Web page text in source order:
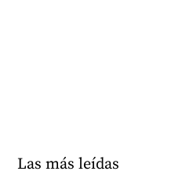
Las más leídas